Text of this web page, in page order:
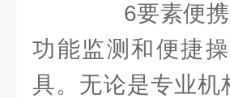
6要素便携
功能监测和便捷
具。无论是专业